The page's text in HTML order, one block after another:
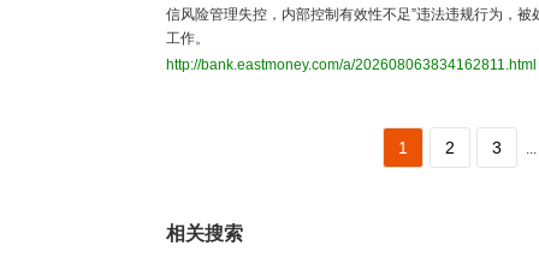
信风险管理失控，内部控制有效性不足”违法违规行为，
工作。
http://bank.eastmoney.com/a/202608063834162811.html
1 2 3 ...
相关搜索